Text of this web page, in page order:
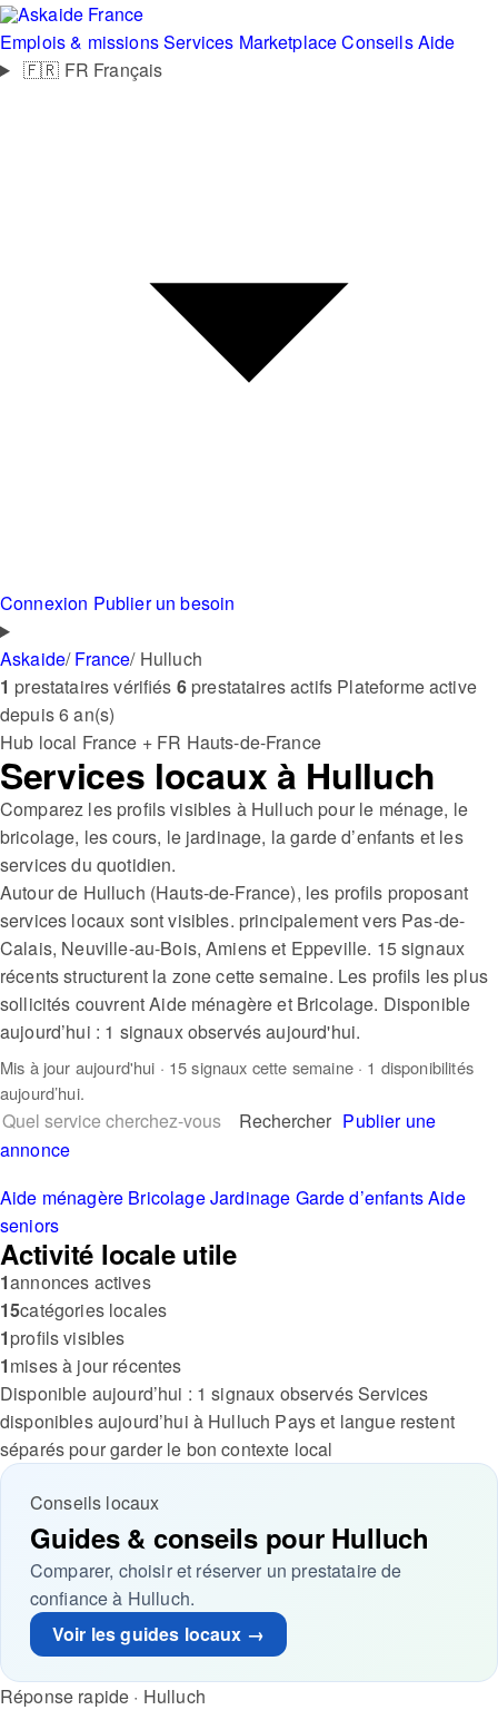
France
Emplois & missionsServices MarketplaceConseilsAide
🇫🇷 FR Français
Connexion Publier un besoin
Askaide/ France/ Hulluch
1 prestataires vérifiés 6prestataires actifs Plateforme active
depuis 6 an(s)
Hub local France + FR Hauts-de-France
Services locaux à Hulluch
Comparez les profils visibles à Hulluch pour le ménage, le
bricolage, les cours, le jardinage, la garde d’enfants et les
services du quotidien.
Autour de Hulluch (Hauts-de-France), les profils proposant
services locaux sont visibles. principalement vers Pas-de-
Calais, Neuville-au-Bois, Amiens et Eppeville. 15 signaux
récents structurent la zone cette semaine. Les profils les plus
sollicités couvrent Aide ménagère et Bricolage. Disponible
aujourd’hui : 1 signaux observés aujourd'hui.
Mis à jour aujourd'hui · 15 signaux cette semaine · 1 disponibilités
aujourd’hui.
Rechercher Publier une
annonce
Aide ménagère BricolageJardinage Garde d’enfantsAide
seniors
Activité locale utile
1annonces actives
15catégories locales
1profils visibles
1mises à jour récentes
Disponible aujourd’hui : 1 signaux observésServices
disponibles aujourd’hui à Hulluch Pays et langue restent
séparés pour garder le bon contexte local
Conseils locaux
Guides & conseils pour Hulluch
Comparer, choisir et réserver un prestataire de
confiance à Hulluch.
Voir les guides locaux →
Réponse rapide · Hulluch